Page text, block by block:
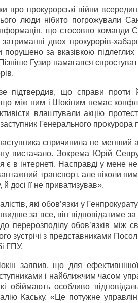
про прокурорські війни
люди нібито погрожували
що стосовно команди
двох прокурорів-
за вказівкою підлеглих
Гузир намагався
підтвердив, що справи проти
між ним і Шокіним немає
влаштували акцію
Генерального прокурора
спричинила не менший
вистачало. Зокрема Юрій
є в інтернеті. Насправді у мене
транспорт, але ніколи
досі її не приватизував».
які обов’язки у
за все, він відповідатиме
перерозподілу обов’язків між
зустрічі з представниками
ГПУ.
заявив, що для
і найближчим часом
обіймають особливо
Каську. «Це потужне